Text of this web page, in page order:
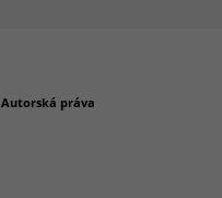
Autorská práva